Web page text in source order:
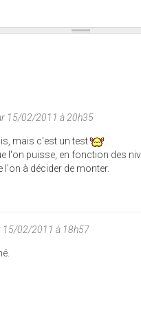
15/02/2011 à 20h35
mais c'est un test
l'on puisse, en fonction des
l'on à décider de monter.
15/02/2011 à 18h57